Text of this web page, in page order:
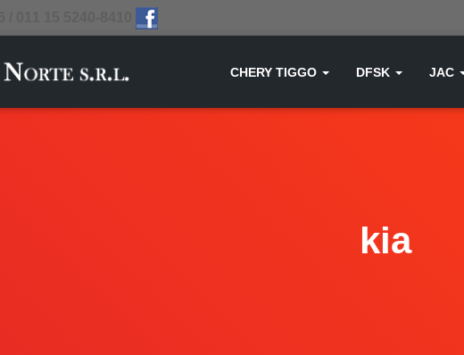
CHERY TIGGO DFSK JAC
kia